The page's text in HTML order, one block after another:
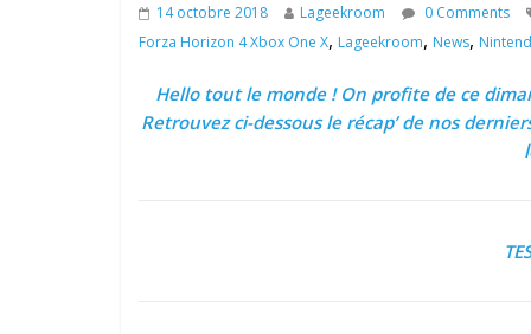
14 octobre 2018 Lageekroom
0 Comments
Forza Horizon 4 Xbox One X, Lageekroom, News,
Hello tout le monde ! On profite de ce
Retrouvez ci-dessous le récap’ de nos